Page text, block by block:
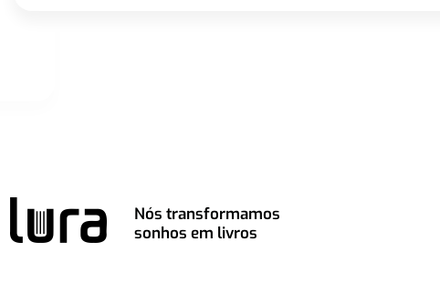
Nós transformamos
sonhos em livros